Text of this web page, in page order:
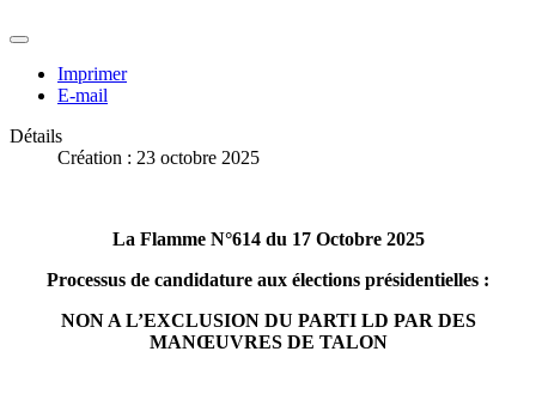
Imprimer
E-mail
Détails
Création : 23 octobre 2025
La Flamme N°614 du 17 Octobre 2025
Processus de candidature aux élections présidentielles :
NON A L’EXCLUSION DU PARTI LD PAR DES
MANŒUVRES DE TALON